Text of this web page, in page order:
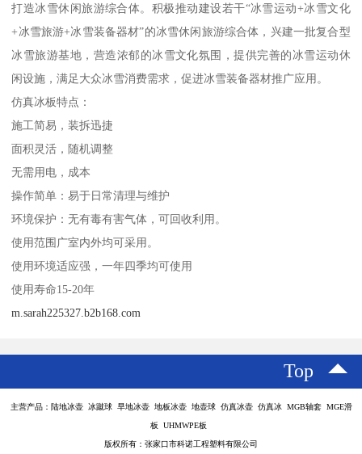
打造冰雪休闲旅游综合体。积极推动建设若干“冰雪运动+冰雪文化
+冰雪旅游+冰雪装备器材”的冰雪休闲旅游综合体，兴建一批复合型
冰雪旅游基地，营造浓郁的冰雪文化氛围，提供完善的冰雪运动休
闲设施，满足大众冰雪消费需求，促进冰雪装备器材推广应用。
仿真冰板特点：
施工简易，装拆迅捷
面积灵活，随机调整
无需用电，成本
操作简单：易于日常清理与维护
环境保护：无有毒有害气体，可回收利用。
使用范围广室内外均可采用。
使用环境适应强，一年四季均可使用
使用寿命15-20年
m.sarah225327.b2b168.com
Top
主营产品：陆地冰壶 冰蹴球 旱地冰壶 地板冰壶 地壶球 仿真冰壶 仿真冰 MGB轴套 MGE滑
板 UHMWPE板
版权所有：张家口市科诺工程塑料有限公司